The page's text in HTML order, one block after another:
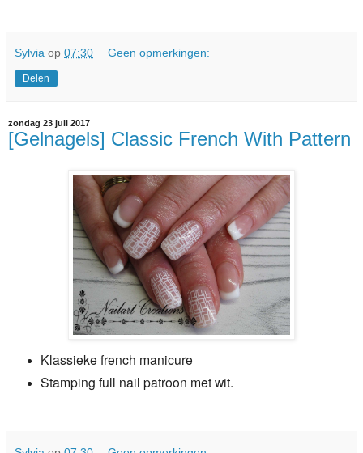
Sylvia op 07:30 Geen opmerkingen:
Delen
zondag 23 juli 2017
[Gelnagels] Classic French With Pattern
Klassieke french manicure
Stamping full nail patroon met wit.